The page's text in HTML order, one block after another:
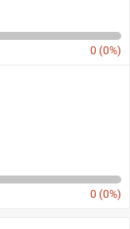
0 (0%)
0 (0%)